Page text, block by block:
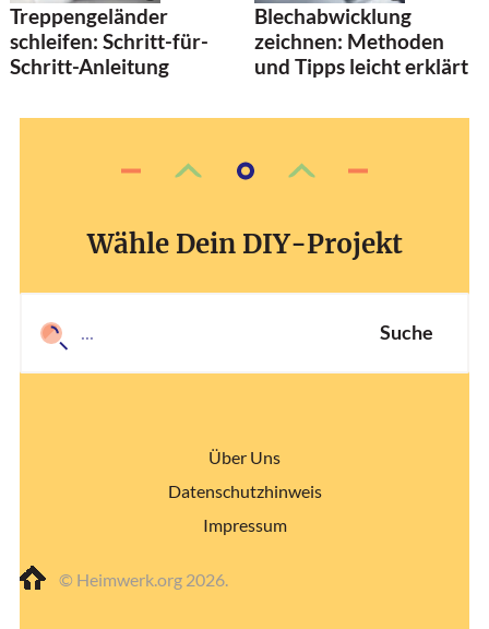
Treppengeländer
schleifen: Schritt-für-
Schritt-Anleitung
Blechabwicklung
zeichnen: Methoden
und Tipps leicht erklärt
Wähle Dein DIY-Projekt
Suche
© Heimwerk.org 2026.
Über Uns
Datenschutzhinweis
Impressum